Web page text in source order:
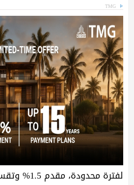
TMG
لفترة محدودة، مقدم 1.5% وتقسيط حتى 15 سنة